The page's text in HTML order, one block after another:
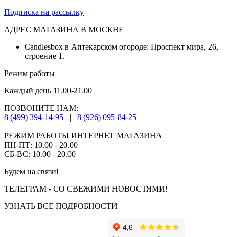
Подписка на рассылку
АДРЕС МАГАЗИНА В МОСКВЕ
Candlesbox в Аптекарском огороде: Проспект мира, 26,
строение 1.
Режим работы
Каждый день 11.00-21.00
ПОЗВОНИТЕ НАМ:
8 (499) 394-14-95
| 8 (926) 095-84-25
РЕЖИМ РАБОТЫ ИНТЕРНЕТ МАГАЗИНА
ПН-ПТ: 10.00 - 20.00
СБ-ВС: 10.00 - 20.00
Будем на связи!
ТЕЛЕГРАМ - СО СВЕЖИМИ НОВОСТЯМИ!
УЗНАТЬ ВСЕ ПОДРОБНОСТИ